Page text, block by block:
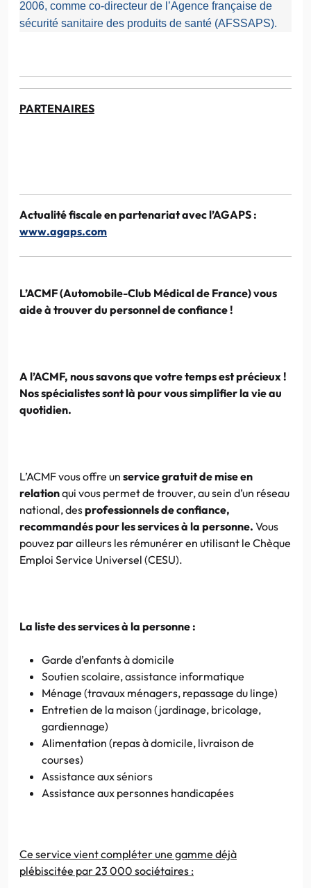
2006, comme co-directeur de l’Agence française de
sécurité sanitaire des produits de santé (AFSSAPS).
PARTENAIRES
Actualité fiscale enpartenariatavecl’AGAPS :
www.agaps.com
L’ACMF(Automobile-Club Médical de France) vous
aide à trouver du personnel de confiance !
A l’ACMF, nous savons que votre temps est précieux !
Nos spécialistes sont là pour vous simplifier la vie au
quotidien.
L’ACMFvous offre un service gratuit de mise en
relationqui vous permet de trouver, au sein d’un réseau
national, desprofessionnels de confiance,
recommandés pour les services à la personne. Vous
pouvez par ailleurs les rémunérer en utilisant le Chèque
Emploi Service Universel (CESU).
La liste des services à la personne :
Garde d’enfants à domicile
Soutien scolaire, assistance informatique
Ménage (travaux ménagers, repassage du linge)
Entretien de la maison (jardinage, bricolage,
gardiennage)
Alimentation (repas à domicile, livraison de
courses)
Assistance auxséniors
Assistance aux personnes handicapées
Ce service vient compléter une gamme déjà
plébiscitée par 23 000 sociétaires :